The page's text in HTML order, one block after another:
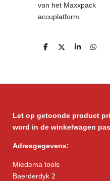
van het Maxxpack
accuplatform
D
D
S
D
Let op getoonde product
word in de winkelwagen
Adresgegevens:
Miedema tools
Baerderdyk 2